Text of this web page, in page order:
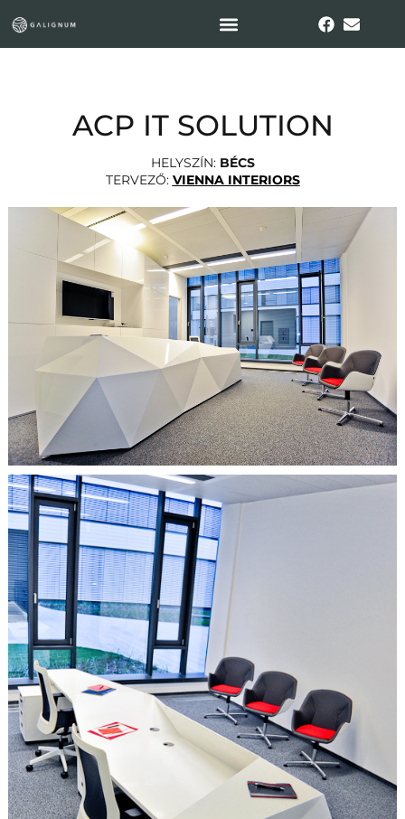
ACP IT SOLUTION
HELYSZÍN: BÉCS
TERVEZŐ: VIENNA INTERIORS